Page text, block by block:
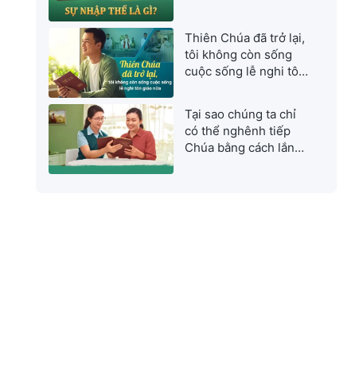
Thiên Chúa đã trở lại,
tôi không còn sống
cuộc sống lễ nghi tôn
Tại sao chúng ta chỉ
có thể nghênh tiếp
Chúa bằng cách lắng